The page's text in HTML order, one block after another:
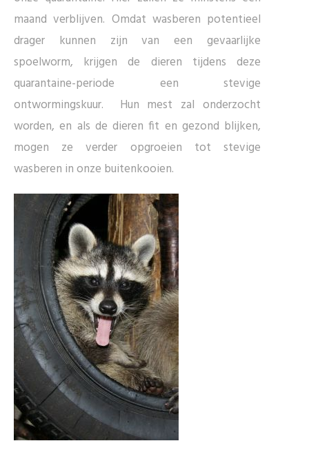
maand verblijven. Omdat wasberen potentieel
drager kunnen zijn van een gevaarlijke
spoelworm, krijgen de dieren tijdens deze
quarantaine-periode een stevige
ontwormingskuur. Hun mest zal onderzocht
worden, en als de dieren fit en gezond blijken,
mogen ze verder opgroeien tot stevige
wasberen in onze buitenkooien.